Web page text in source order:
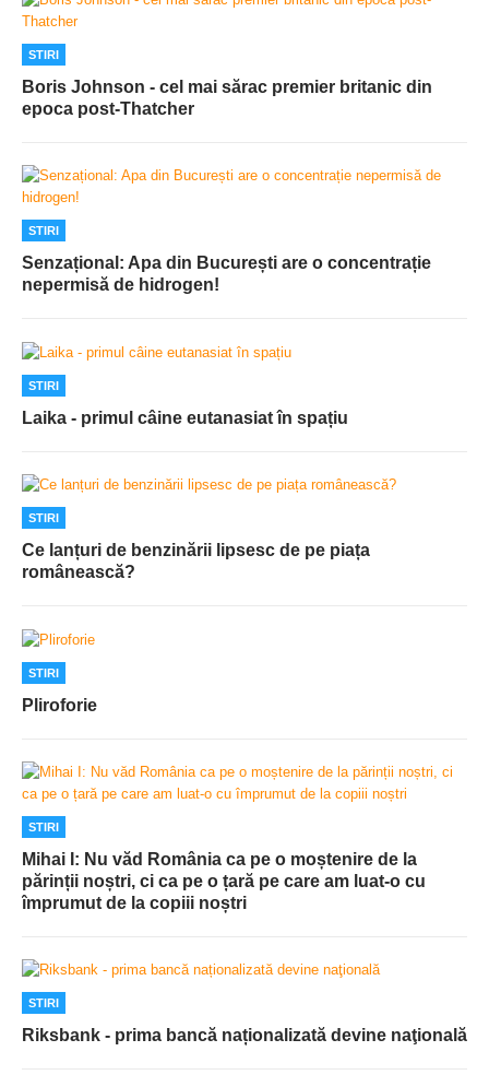
STIRI
Boris Johnson - cel mai sărac premier britanic din
epoca post-Thatcher
STIRI
Senzațional: Apa din București are o concentrație
nepermisă de hidrogen!
STIRI
Laika - primul câine eutanasiat în spațiu
STIRI
Ce lanțuri de benzinării lipsesc de pe piața
românească?
STIRI
Pliroforie
STIRI
Mihai I: Nu văd România ca pe o moștenire de la
părinții noștri, ci ca pe o țară pe care am luat-o cu
împrumut de la copiii noștri
STIRI
Riksbank - prima bancă naționalizată devine naţională